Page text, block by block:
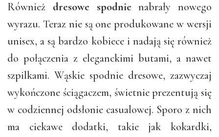
Również dresowe spodnie nabrały nowego
wyrazu. Teraz nie są one produkowane w wersji
unisex, a są bardzo kobiece i nadają się również
do połączenia z eleganckimi butami, a nawet
szpilkami. Wąskie spodnie dresowe, zazwyczaj
wykończone ściągaczem, świetnie prezentują się
w codziennej odsłonie casualowej. Sporo z nich
ma ciekawe dodatki, takie jak kokardki,